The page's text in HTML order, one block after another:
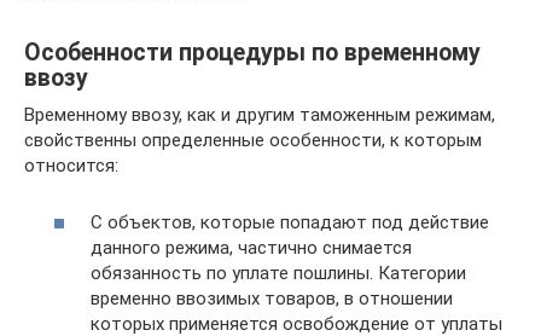
Особенности процедуры по временному
ввозу
Временному ввозу, как и другим таможенным режимам,
свойственны определенные особенности, к которым
относится:
С объектов, которые попадают под действие
данного режима, частично снимается
обязанность по уплате пошлины. Категории
временно ввозимых товаров, в отношении
которых применяется освобождение от уплаты